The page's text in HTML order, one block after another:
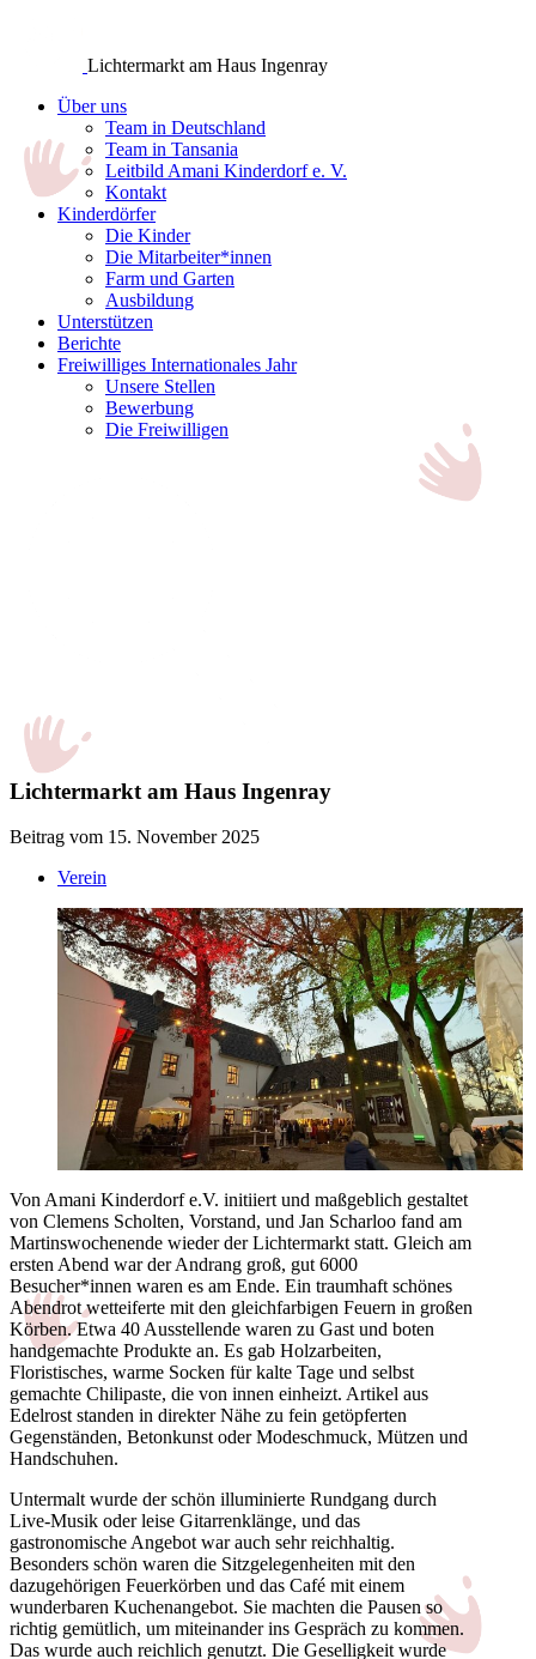
Lichtermarkt am Haus Ingenray
Über uns
Team in Deutschland
Team in Tansania
Leitbild Amani Kinderdorf e. V.
Kontakt
Kinderdörfer
Die Kinder
Die Mitarbeiter*innen
Farm und Garten
Ausbildung
Unterstützen
Berichte
Freiwilliges Internationales Jahr
Unsere Stellen
Bewerbung
Die Freiwilligen
Lichtermarkt am Haus Ingenray
Beitrag vom 15. November 2025
Verein
Von Amani Kinderdorf e.V. initiiert und maßgeblich gestaltet
von Clemens Scholten, Vorstand, und Jan Scharloo fand am
Martinswochenende wieder der Lichtermarkt statt. Gleich am
ersten Abend war der Andrang groß, gut 6000
Besucher*innen waren es am Ende. Ein traumhaft schönes
Abendrot wetteiferte mit den gleichfarbigen Feuern in großen
Körben. Etwa 40 Ausstellende waren zu Gast und boten
handgemachte Produkte an. Es gab Holzarbeiten,
Floristisches, warme Socken für kalte Tage und selbst
gemachte Chilipaste, die von innen einheizt. Artikel aus
Edelrost standen in direkter Nähe zu fein getöpferten
Gegenständen, Betonkunst oder Modeschmuck, Mützen und
Handschuhen.
Untermalt wurde der schön illuminierte Rundgang durch
Live-Musik oder leise Gitarrenklänge, und das
gastronomische Angebot war auch sehr reichhaltig.
Besonders schön waren die Sitzgelegenheiten mit den
dazugehörigen Feuerkörben und das Café mit einem
wunderbaren Kuchenangebot. Sie machten die Pausen so
richtig gemütlich, um miteinander ins Gespräch zu kommen.
Das wurde auch reichlich genutzt. Die Geselligkeit wurde